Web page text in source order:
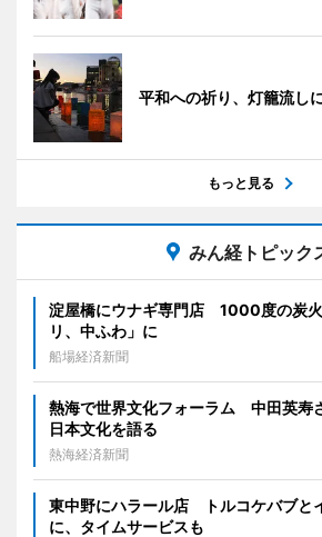
平和への祈り、灯籠流し
もっと見る
みん経トピック
淀屋橋にウナギ専門店 1000度の炭
リ、中ふわ」に
船場経済新聞
熱海で世界文化フォーラム 中田英寿
日本文化を語る
熱海経済新聞
東中野にハラール店 トルコケバブと
に、タイムサービスも